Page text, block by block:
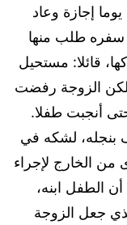
وأضافت الزوجة أن زوجها أتى إليها 20 يوما إجازة وعاد
سفره طلب منها
قائلا: مستحيل
لكن الزوجة رفضت
أنجبت طفلا.
بنجله، لشكه في
الخارج لإجراء
الطفل ابنه،
جعل الزوجة